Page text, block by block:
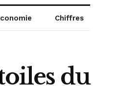
Chiffres
du